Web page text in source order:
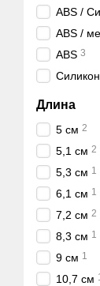
ABS /
ABS /
ABS 3
Силикон
Длина
5 см 2
5,1 см 2
5,3 см 1
6,1 см 1
7,2 см 2
8,3 см 1
9 см 1
10,7 см